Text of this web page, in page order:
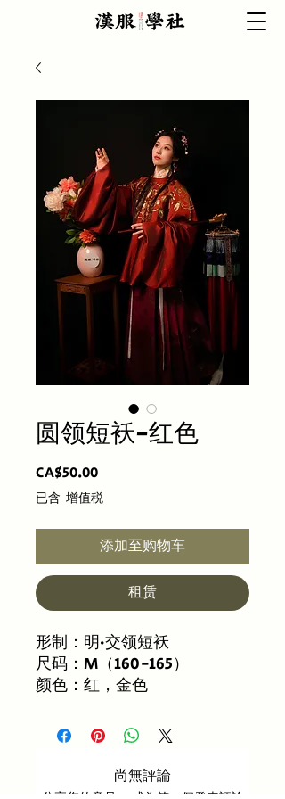
圆领短袄-红色
CA$50.00價
格
已含 增值税
添加至购物车
租赁
形制：明·交领短袄
尺码：M（160-165）
颜色：红，金色
尚無評論